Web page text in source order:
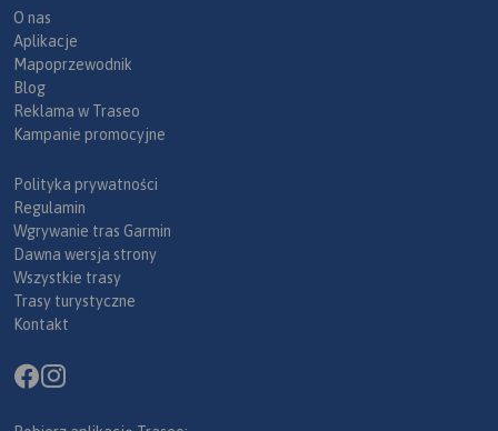
O nas
Aplikacje
Mapoprzewodnik
Blog
Reklama w Traseo
Kampanie promocyjne
Polityka prywatności
Regulamin
Wgrywanie tras Garmin
Dawna wersja strony
Wszystkie trasy
Trasy turystyczne
Kontakt